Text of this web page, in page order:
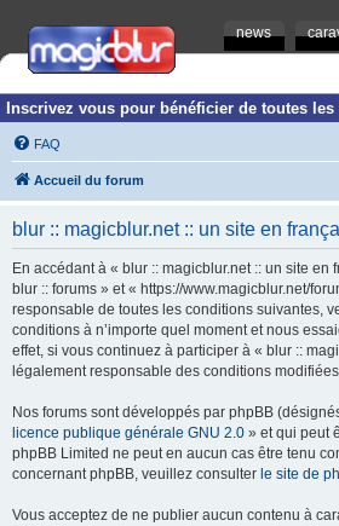
news
Inscrivez vous pour bénéficier de toutes
FAQ
Accueil du forum
blur :: magicblur.net :: un site en
En accédant à « blur :: magicblur.net :: un site
blur :: forums » et « https://www.magicblur.net/
responsable de toutes les conditions suivantes,
conditions à n’importe quel moment et nous
effet, si vous continuez à participer à « blur ::
légalement responsable des conditions
Nos forums sont développés par phpBB
licence publique générale GNU 2.0 » et qui peut
phpBB Limited ne peut en aucun cas être tenu
concernant phpBB, veuillez consulter le site de
Vous acceptez de ne publier aucun contenu à